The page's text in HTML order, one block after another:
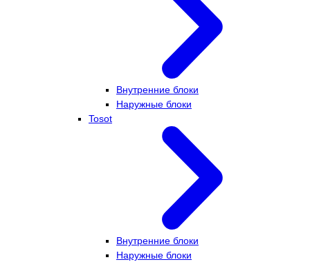
Внутренние блоки
Наружные блоки
Tosot
Внутренние блоки
Наружные блоки